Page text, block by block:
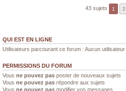
43 sujets 1 2
QUI EST EN LIGNE
Utilisateurs parcourant ce forum : Aucun
PERMISSIONS DU FORUM
Vous ne pouvez pas poster de nouveaux sujets
Vous ne pouvez pas répondre aux sujets
Vous ne pouvez pas modifier vos messages